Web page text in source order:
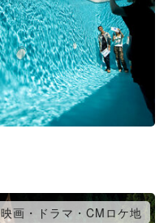
映画・ドラマ・CMロケ地